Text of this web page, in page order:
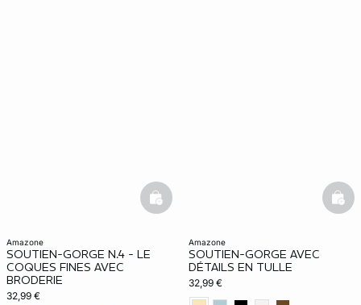
amazone
SOUTIEN-GORGE N.4 - LE
COQUES FINES AVEC
BRODERIE
32,99 €
basketfull
amazone
SOUTIEN-GORGE AVEC
DÉTAILS EN TULLE
32,99 €